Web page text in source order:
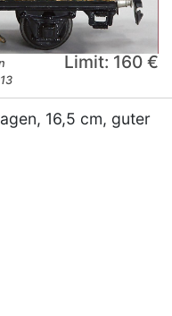
Limit: 160 €
16,5 cm, guter